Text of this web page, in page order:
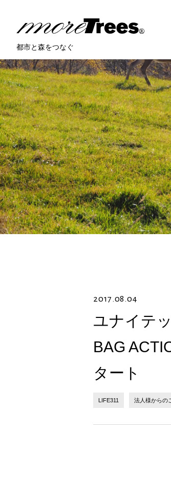
都市と森をつなぐ
2017.08.04
ユナイテ
BAG
タート
LIFE311 法人様からの